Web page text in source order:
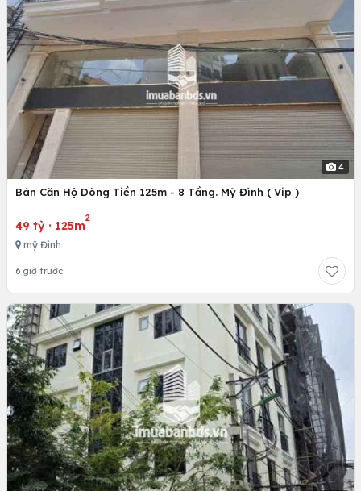
4
Bán Căn Hộ Dòng Tiền 125m - 8 Tầng. Mỹ Đình ( Vip )
49 tỷ · 125m
2
mỹ Đình
6 giờ trước